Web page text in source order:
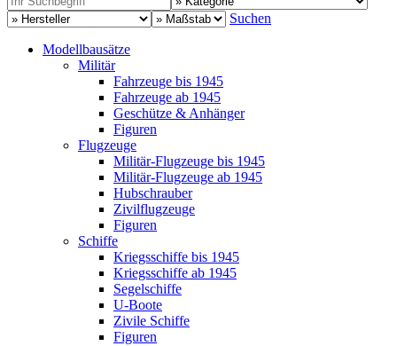
Suchen
Modellbausätze
Militär
Fahrzeuge bis 1945
Fahrzeuge ab 1945
Geschütze & Anhänger
Figuren
Flugzeuge
Militär-Flugzeuge bis 1945
Militär-Flugzeuge ab 1945
Hubschrauber
Zivilflugzeuge
Figuren
Schiffe
Kriegsschiffe bis 1945
Kriegsschiffe ab 1945
Segelschiffe
U-Boote
Zivile Schiffe
Figuren